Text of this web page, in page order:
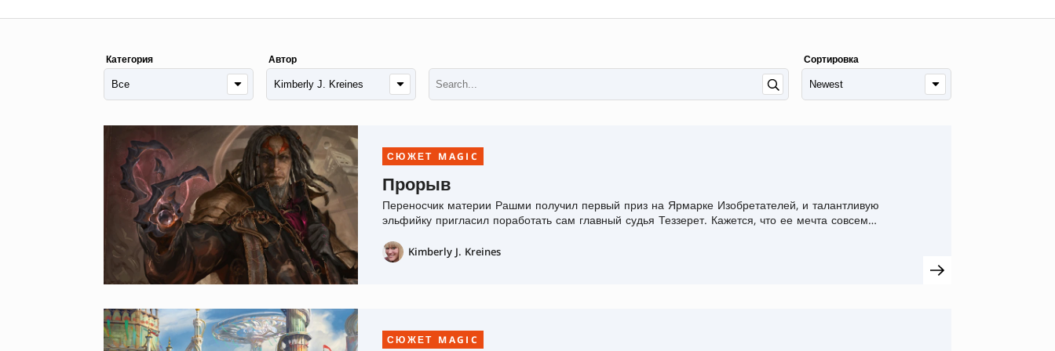
Категория Автор Сортировка
СЮЖЕТ MAGIC
Прорыв
Переносчик материи Рашми получил первый приз на Ярмарке Изобретателей, и талантливую
эльфийку пригласил поработать сам главный судья Теззерет. Кажется, что ее мечта совсем
Kimberly J. Kreines
СЮЖЕТ MAGIC